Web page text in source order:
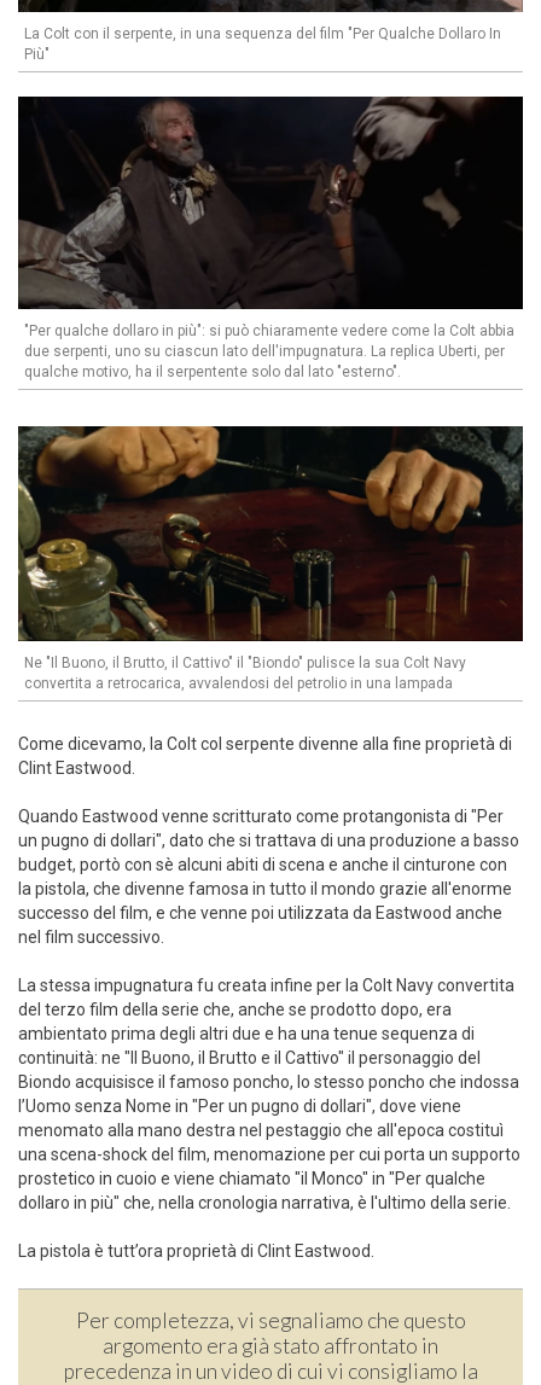
La Colt con il serpente, in una sequenza del film "Per Qualche Dollaro In
Più"
"Per qualche dollaro in più": si può chiaramente vedere come la Colt abbia
due serpenti, uno su ciascun lato dell'impugnatura. La replica Uberti, per
qualche motivo, ha il serpentente solo dal lato "esterno".
Ne "Il Buono, il Brutto, il Cattivo" il "Biondo" pulisce la sua Colt Navy
convertita a retrocarica, avvalendosi del petrolio in una lampada
Come dicevamo, la Colt col serpente divenne alla fine proprietà di
Clint Eastwood.
Quando Eastwood venne scritturato come protangonista di "Per
un pugno di dollari", dato che si trattava di una produzione a basso
budget, portò con sè alcuni abiti di scena e anche il cinturone con
la pistola, che divenne famosa in tutto il mondo grazie all'enorme
successo del film, e che venne poi utilizzata da Eastwood anche
nel film successivo.
La stessa impugnatura fu creata infine per la Colt Navy convertita
del terzo film della serie che, anche se prodotto dopo, era
ambientato prima degli altri due e ha una tenue sequenza di
continuità: ne "Il Buono, il Brutto e il Cattivo" il personaggio del
Biondo acquisisce il famoso poncho, lo stesso poncho che indossa
l’Uomo senza Nome in "Per un pugno di dollari", dove viene
menomato alla mano destra nel pestaggio che all'epoca costituì
una scena-shock del film, menomazione per cui porta un supporto
prostetico in cuoio e viene chiamato "il Monco" in "Per qualche
dollaro in più" che, nella cronologia narrativa, è l'ultimo della serie.
La pistola è tutt’ora proprietà di Clint Eastwood.
Per completezza, vi segnaliamo che questo
argomento era già stato affrontato in
precedenza in un video di cui vi consigliamo la